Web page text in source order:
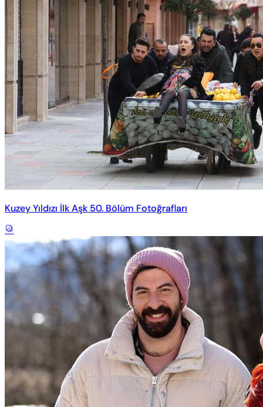
Kuzey Yıldızı İlk Aşk 50. Bölüm Fotoğrafları